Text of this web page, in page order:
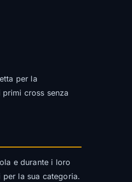
per la
cross senza
e durante i loro
la sua categoria.